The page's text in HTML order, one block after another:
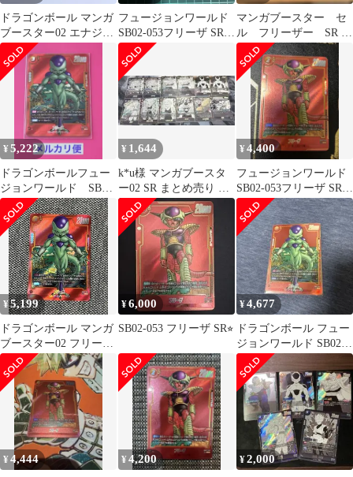
ドラゴンボール マンガ
ブースター02 エナジー
マーカー E-80 銀 26巻
フュージョンワールド
SB02-053フリーザ SRパ
ラレル マンガブースタ
ー
マンガブースター セ
ル フリーザー SR ま
とめ売り
¥5,222
ドラゴンボールフュー
ジョンワールド SB02-
054 フリーザ SRパラ
レル
¥ 1,644
k*u様 マンガブースタ
ー02 SR まとめ売り ド
ラゴンボールフュージ
ョンワー
¥4,400
フュージョンワールド
SB02-053フリーザ SRパ
ラレル マンガブースタ
ー
¥5,199
ドラゴンボール マンガ
ブースター02 フリーザ
SR パラレル SB02-054
¥6,000
SB02-053 フリーザ SR⭐︎
¥4,677
ドラゴンボール フュー
ジョンワールド SB02-
054 SRパラレル フリー
ザ
¥4,444 ¥4,200 ¥2,000